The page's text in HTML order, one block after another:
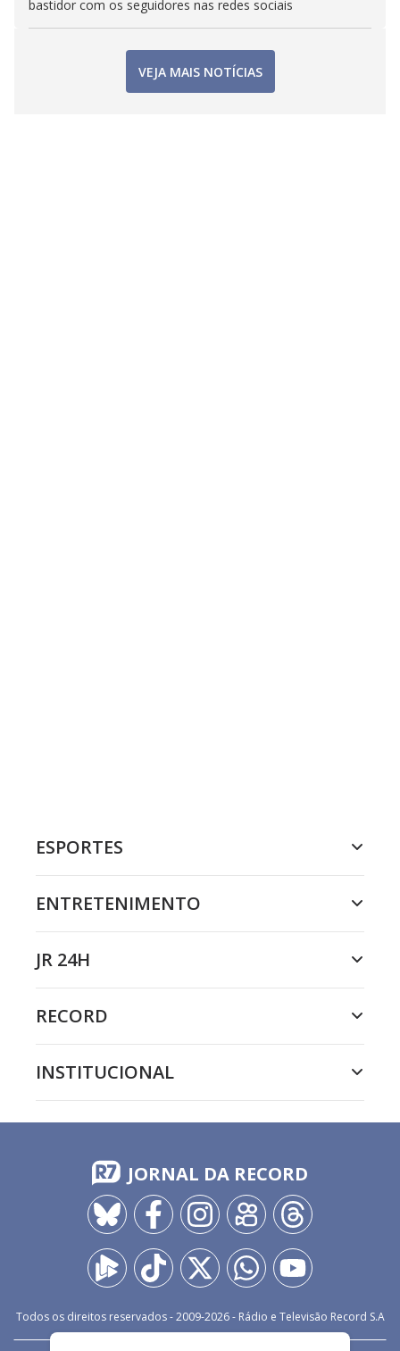
bastidor com os seguidores nas redes sociais
VEJA MAIS NOTÍCIAS
ESPORTES
ENTRETENIMENTO
JR 24H
RECORD
INSTITUCIONAL
JORNAL DA RECORD
Todos os direitos reservados - 2009-2026- Rádio e Televisão Record S.A